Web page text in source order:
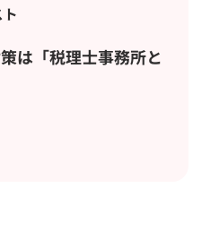
は「税理士事務所と